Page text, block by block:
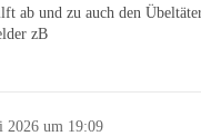
ab und zu auch den
zB
2026 um 19:09